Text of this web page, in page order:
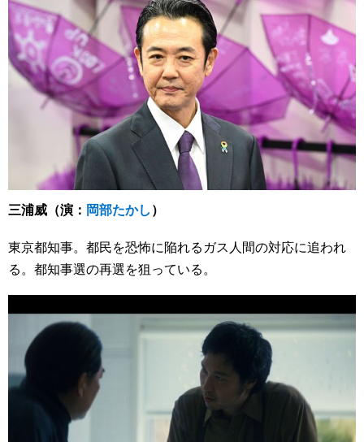
三浦威（演： 岡部たかし）
東京都知事。都民を恐怖に陥れるガス人間の対応に追われ
る。都知事選の再選を狙っている。